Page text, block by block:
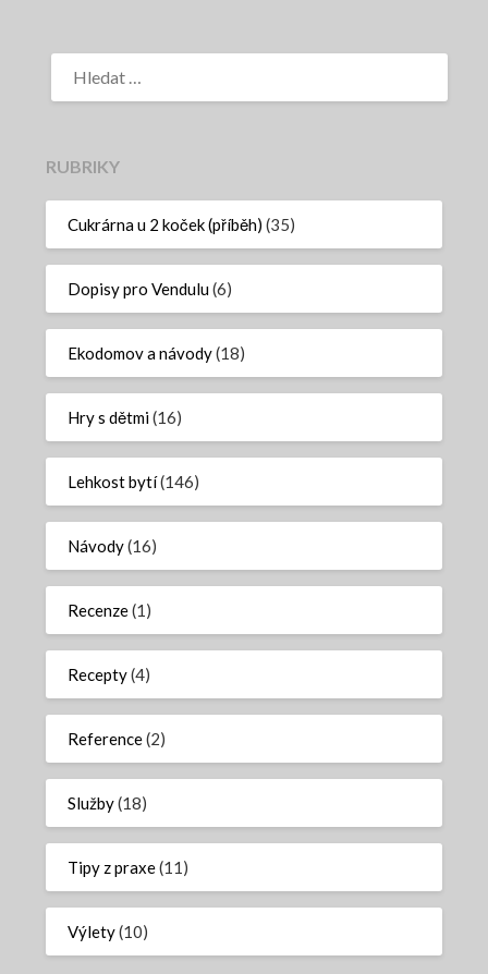
VYHLEDÁVÁNÍ
RUBRIKY
Cukrárna u 2 koček (příběh) (35)
Dopisy pro Vendulu(6)
Ekodomov a návody(18)
Hry s dětmi(16)
Lehkost bytí(146)
Návody(16)
Recenze(1)
Recepty(4)
Reference(2)
Služby(18)
Tipy z praxe(11)
Výlety(10)